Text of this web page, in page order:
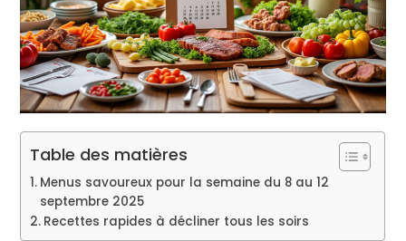
Table des matières
Menus savoureux pour la semaine du 8 au 12
septembre 2025
Recettes rapides à décliner tous les soirs